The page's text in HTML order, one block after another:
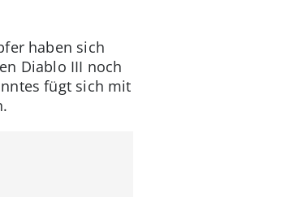
haben sich
Diablo III noch
fügt sich mit